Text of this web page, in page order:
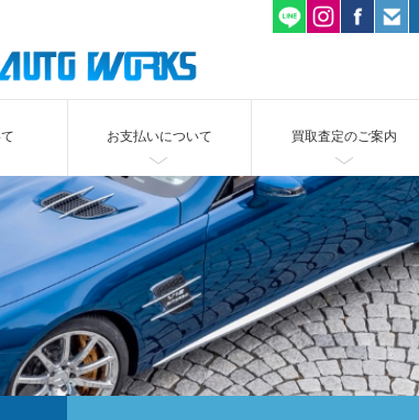
お支払いについて 買取査定のご案内